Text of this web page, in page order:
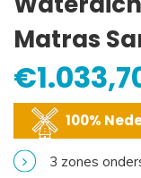
Matras
€
100%
3 zones